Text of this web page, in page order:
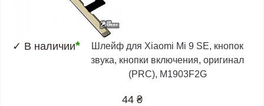
✓ В наличии*
Шлейф для Xiaomi Mi 9 SE, кнопок
звука, кнопки включения, оригинал
(PRC), M1903F2G
44 ₴